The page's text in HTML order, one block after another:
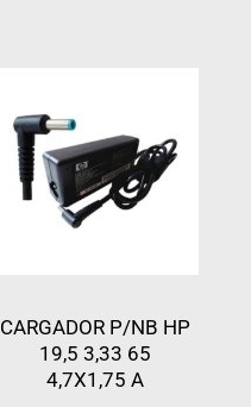
CARGADOR P/NB HP
19,5 3,33 65
4,7X1,75 A